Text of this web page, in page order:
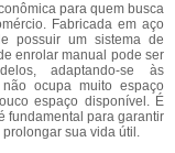
para quem busca
Fabricada em aço
possuir um sistema de
enrolar manual pode ser
adaptando-se às
ocupa muito espaço
espaço disponível. É
fundamental para garantir
sua vida útil.